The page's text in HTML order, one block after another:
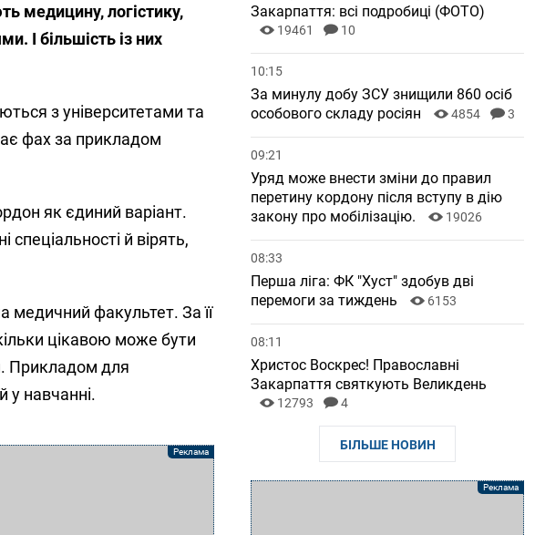
медицину, логістику,
І більшість із них
з університетами та
фах за прикладом
як єдиний варіант.
й вірять,
медичний факультет. За її
цікавою може бути
Прикладом для
навчанні.
Закарпаття: всі подробиці (ФОТО)
19461 10
10:15
За минулу добу ЗСУ знищили 860 осіб
особового складу росіян
4854 3
09:21
Уряд може внести зміни до правил
перетину кордону після вступу в дію
закону про мобілізацію.
19026
08:33
Перша ліга: ФК "Хуст" здобув дві
перемоги за тиждень
6153
08:11
Христос Воскрес! Православні
Закарпаття святкують Великдень
12793 4
БІЛЬШЕ НОВИН